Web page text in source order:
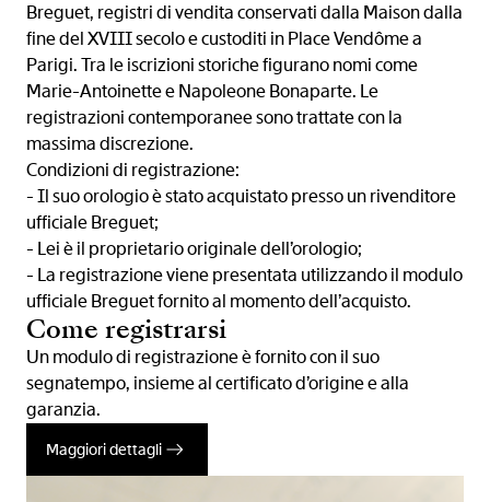
Breguet, registri di vendita conservati dalla Maison dalla
fine del XVIII secolo e custoditi in Place Vendôme a
Parigi. Tra le iscrizioni storiche figurano nomi come
Marie-Antoinette e Napoleone Bonaparte. Le
registrazioni contemporanee sono trattate con la
massima discrezione.
Condizioni di registrazione:
- Il suo orologio è stato acquistato presso un rivenditore
ufficiale Breguet;
- Lei è il proprietario originale dell’orologio;
- La registrazione viene presentata utilizzando il modulo
ufficiale Breguet fornito al momento dell’acquisto.
Come registrarsi
Un modulo di registrazione è fornito con il suo
segnatempo, insieme al certificato d’origine e alla
garanzia.
Maggiori dettagli